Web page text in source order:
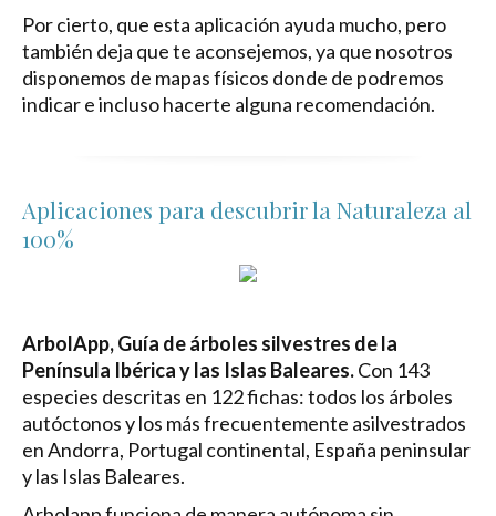
Por cierto, que esta aplicación ayuda mucho, pero
también deja que te aconsejemos, ya que nosotros
disponemos de mapas físicos donde de podremos
indicar e incluso hacerte alguna recomendación.
Aplicaciones para descubrir la Naturaleza al
100%
ArbolApp, Guía de árboles silvestres de la
Península Ibérica y las Islas Baleares.Con 143
especies descritas en 122 fichas: todos los árboles
autóctonos y los más frecuentemente asilvestrados
en Andorra, Portugal continental, España peninsular
y las Islas Baleares.